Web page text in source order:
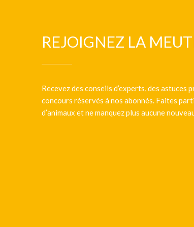
REJOIGNEZ LA
Recevez des conseils d’experts, des
concours réservés à nos abonnés. Faites
d’animaux et ne manquez plus aucune